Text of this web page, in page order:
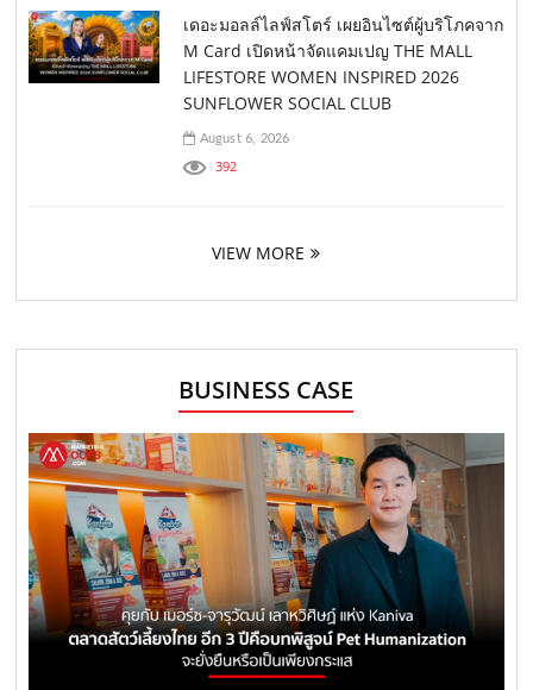
เดอะมอลล์ไลฟ์สโตร์ เผยอินไซต์ผู้บริโภคจาก
M Card เปิดหน้าจัดแคมเปญ THE MALL
LIFESTORE WOMEN INSPIRED 2026
SUNFLOWER SOCIAL CLUB
August 6, 2026
392
VIEW MORE
BUSINESS CASE